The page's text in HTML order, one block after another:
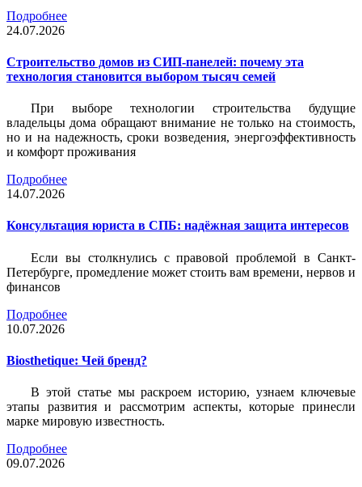
Подробнее
24.07.2026
Строительство домов из СИП-панелей: почему эта
технология становится выбором тысяч семей
При выборе технологии строительства будущие
владельцы дома обращают внимание не только на стоимость,
но и на надежность, сроки возведения, энергоэффективность
и комфорт проживания
Подробнее
14.07.2026
Консультация юриста в СПБ: надёжная защита интересов
Если вы столкнулись с правовой проблемой в Санкт-
Петербурге, промедление может стоить вам времени, нервов и
финансов
Подробнее
10.07.2026
Biosthetique: Чей бренд?
В этой статье мы раскроем историю, узнаем ключевые
этапы развития и рассмотрим аспекты, которые принесли
марке мировую известность.
Подробнее
09.07.2026